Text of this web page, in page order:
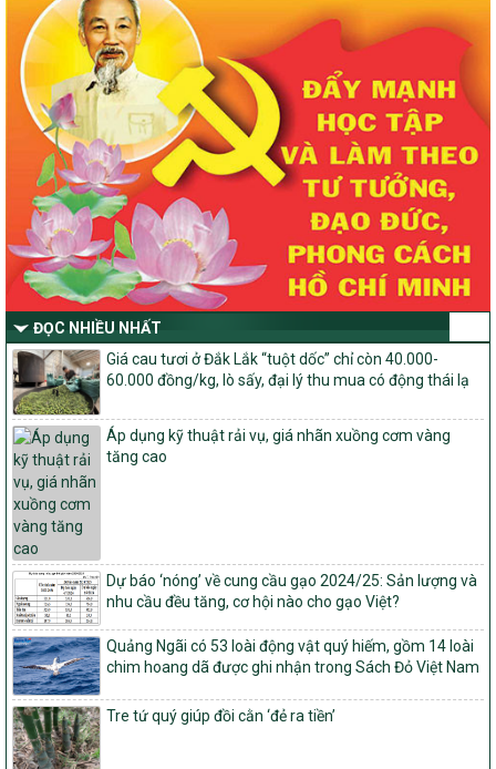
hội vùng đồng bào dân tộc thiểu số và miền núi giai đoạn 2026 –
2030 trên địa bàn tỉnh Nghệ An
Quyết định số 2490/QĐ-UBND
Về việc thành lập Ban Chỉ đạo Chương trình mục tiều quốc gia xây
dựng nông thôn mới, giảm nghèo bền vững và phát triển kinh tế –
xã hội vùng đồng bào dân tộc thiểu số và miền núi giai đoạn 2026
-2030 tỉnh Nghệ An
Thông tư Số 23/2026/TT-BNNMT
Thông tư Hướng dẫn thực hiện một số nội dung Chương trình
mục tiêu quốc gia xây dựng nông thôn mới, giảm nghèo bền
vững và phát triển kinh tế – xã hội vùng đồng bào dân tộc thiểu
số và miền núi giai đoạn 2026-2030 thuộc phạm vi quản lý nhà
nước của Bộ Nông nghiệp và Môi trường
Quyết định số: 26/2026/QĐ-TTg
Quyết định ban hành Bộ tiêu chí và quy trình đánh giá, phân hạng
sản phẩm Mỗi xã một sản phẩm
số: 19/2026/QĐ-TTg
Quy định điều kiện, trình tự, thủ tục, hồ sơ xét, công nhận, công bố
và thu hồi quyết định công nhận xã đạt chuẩn nông thôn mới, xã
đạt nông thôn mới hiện đại và tỉnh, thành phố hoàn thành nhiệm
vụ xây dựng nông thôn mới giai đoạn 2026 – 2030
Quyết định số 16/2026/QĐ-TTg
Quy định nguyên tắc, tiêu chí, định mức phân bổ ngân sách trung
ương và tỉ lệ vốn đối ứng ngân sách của địa phương thực hiện
Chương trình mục tiêu quốc gia xây dựng nông thôn mới, giảm
nghèo bền vững và phát triển kinh tế – xã hội vùng đồng bào dân
tộc thiểu số và miền núi giai đoạn 2026 – 2030
1451/QĐ-UBND
Phê duyệt danh sách các xã thuộc nhóm 1, nhóm 2, nhóm 3
trong xây dựng nông thôn mới giai đoạn 2026-2030 trên địa bàn
tỉnh Nghệ An
103/PTNT-NTM
ĐỌC NHIỀU NHẤT
Giá cau tươi ở Đắk Lắk “tuột dốc” chỉ còn 40.000-
60.000 đồng/kg, lò sấy, đại lý thu mua có động thái lạ
Áp dụng kỹ thuật rải vụ, giá nhãn xuồng cơm vàng
tăng cao
Dự báo ‘nóng’ về cung cầu gạo 2024/25: Sản lượng và
nhu cầu đều tăng, cơ hội nào cho gạo Việt?
Quảng Ngãi có 53 loài động vật quý hiếm, gồm 14 loài
chim hoang dã được ghi nhận trong Sách Đỏ Việt Nam
Tre tứ quý giúp đồi cằn ‘đẻ ra tiền’